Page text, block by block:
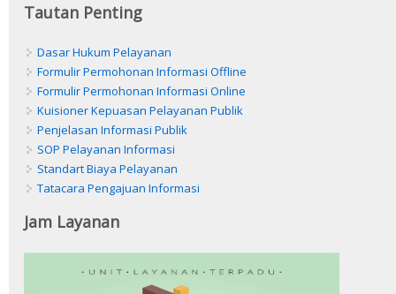
Tautan Penting
Dasar Hukum Pelayanan
Formulir Permohonan Informasi Offline
Formulir Permohonan Informasi Online
Kuisioner Kepuasan Pelayanan Publik
Penjelasan Informasi Publik
SOP Pelayanan Informasi
Standart Biaya Pelayanan
Tatacara Pengajuan Informasi
Jam Layanan